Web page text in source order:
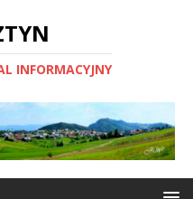
INFORMACYJNY